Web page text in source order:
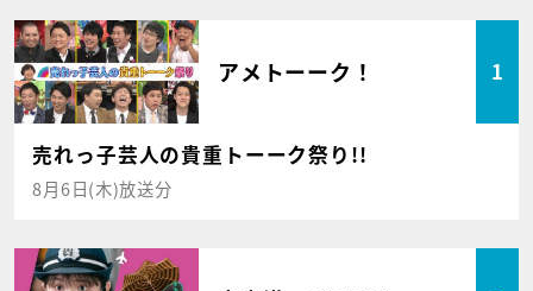
アメトーーク！ 1
売れっ子芸人の貴重トーーク祭り!!
8月6日(木)放送分